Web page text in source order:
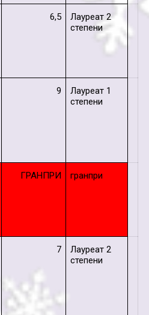
6,5
Лауреат 2
степени
9
Лауреат 1
степени
ГРАНПРИ гранпри
7
Лауреат 2
степени